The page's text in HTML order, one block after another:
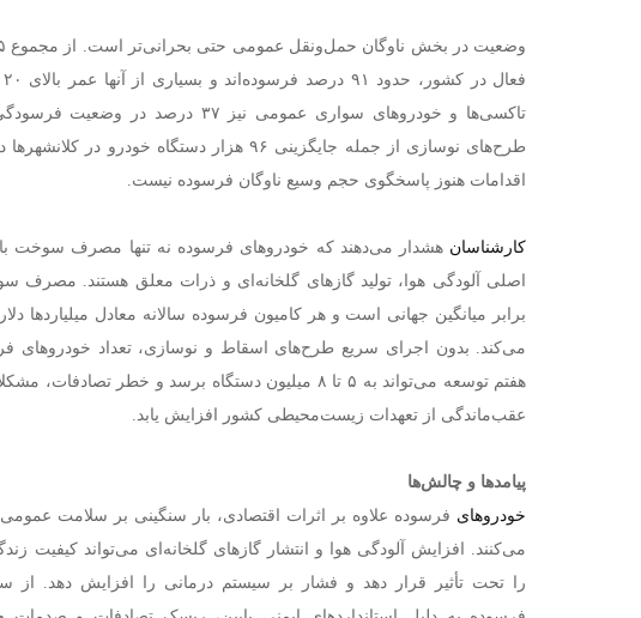
تاکسی‌ها و خودروهای سواری عمومی نیز ۳۷ درصد
طرح‌های نوسازی از جمله جایگزینی ۹۶ هزار دستگاه
اقدامات هنوز پاسخگوی حجم وسیع ناوگان فرسوده نیست.
کارشناسان هشدار می‌دهند که خودروهای فرسوده نه تنها مصرف سوخت
اصلی آلودگی هوا، تولید گازهای گلخانه‌ای و ذرات معلق هستند. مصرف
برابر میانگین جهانی است و هر کامیون فرسوده سالانه معادل میلیاردها
می‌کند. بدون اجرای سریع طرح‌های اسقاط و نوسازی، تعداد خودروهای
هفتم توسعه می‌تواند به ۵ تا ۸ میلیون دستگاه برسد و خطر
عقب‌ماندگی از تعهدات زیست‌محیطی کشور افزایش یابد.
پیامدها و چالش‌ها
خودروهای فرسوده علاوه بر اثرات اقتصادی، بار سنگینی بر سلامت
می‌کنند. افزایش آلودگی هوا و انتشار گازهای گلخانه‌ای می‌تواند کیفیت
را تحت تأثیر قرار دهد و فشار بر سیستم درمانی را افزایش دهد. از